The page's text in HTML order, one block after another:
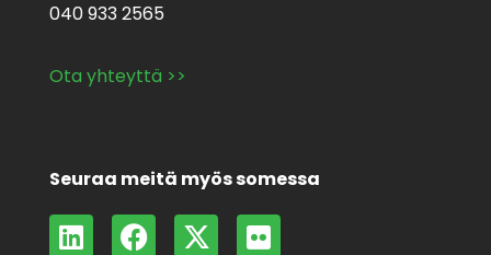
040 933 2565
Ota yhteyttä >>
Seuraa meitä myös somessa
L F X F